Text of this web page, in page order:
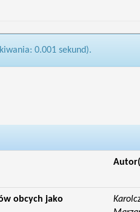
0.001 sekund).
obcych jako